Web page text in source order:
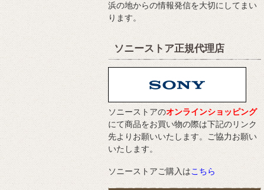
浜の地からの情報発信を大切にしてまい
ります。
ソニーストア正規代理店
ソニーストアのオンラインショッピング
にて商品をお買い物の際は下記のリンク
先よりお願いいたします。ご協力お願い
いたします。
ソニーストアご購入はこちら